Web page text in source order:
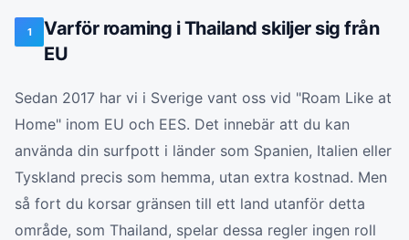
1
Varför roaming i Thailand skiljer sig från
EU
Sedan 2017 har vi i Sverige vant oss vid "Roam Like at
Home" inom EU och EES. Det innebär att du kan
använda din surfpott i länder som Spanien, Italien eller
Tyskland precis som hemma, utan extra kostnad. Men
så fort du korsar gränsen till ett land utanför detta
område, som Thailand, spelar dessa regler ingen roll